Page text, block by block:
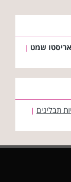
אריסטו שמט |
תבלינים |